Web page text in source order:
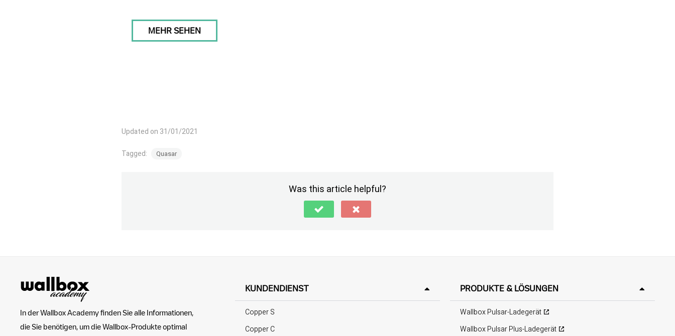
MEHR SEHEN
Updated on 31/01/2021
Tagged: Quasar
Was this article helpful?
In der Wallbox Academy finden Sie alle Informationen,
die Sie benötigen, um die Wallbox-Produkte optimal
KUNDENDIENST
Copper S
Copper C
PRODUKTE & LÖSUNGEN
Wallbox Pulsar-Ladegerät
Wallbox Pulsar Plus-Ladegerät